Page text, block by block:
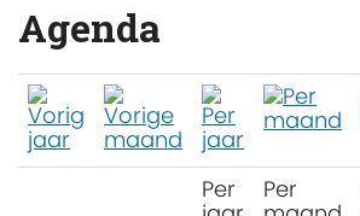
Agenda
Per
Per